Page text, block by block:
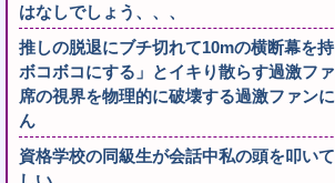
はなしでしょう、、、
推しの脱退にブチ切れて10mの横断幕を
ボコボコにする」とイキり散らす過激フ
席の視界を物理的に破壊する過激ファン
ん
資格学校の同級生が会話中私の頭を叩い